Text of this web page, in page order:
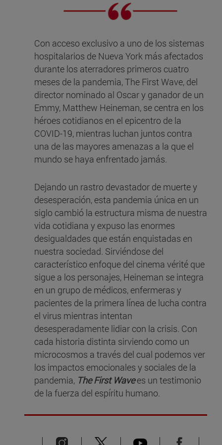
Con acceso exclusivo a uno de los sistemas
hospitalarios de Nueva York más afectados
durante los aterradores primeros cuatro
meses de la pandemia, The First Wave, del
director nominado al Oscar y ganador de un
Emmy, Matthew Heineman, se centra en los
héroes cotidianos en el epicentro de la
COVID-19, mientras luchan juntos contra
una de las mayores amenazas a la que el
mundo se haya enfrentado jamás.
Dejando un rastro devastador de muerte y
desesperación, esta pandemia única en un
siglo cambió la estructura misma de nuestra
vida cotidiana y expuso las enormes
desigualdades que están enquistadas en
nuestra sociedad. Sirviéndose del
característico enfoque del cinema vérité que
sigue a los personajes, Heineman se integra
en un grupo de médicos, enfermeras y
pacientes de la primera línea de lucha contra
el virus mientras intentan
desesperadamente lidiar con la crisis. Con
cada historia distinta sirviendo como un
microcosmos a través del cual podemos ver
los impactos emocionales y sociales de la
pandemia, The First Wavees un testimonio
de la fuerza del espíritu humano.